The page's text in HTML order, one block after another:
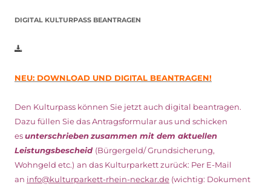
DIGITAL KULTURPASS BEANTRAGEN
NEU: DOWNLOAD UND DIGITAL BEANTRAGEN!
Den Kulturpass können Sie jetzt auch digital beantragen.
Dazu füllen Sie das Antragsformular aus und schicken
esunterschriebenzusammen mit dem aktuellen
Leistungsbescheid (Bürgergeld/ Grundsicherung,
Wohngeld etc.) an das Kulturparkett zurück: Per E-Mail
an info@kulturparkett-rhein-neckar.de (wichtig: Dokument